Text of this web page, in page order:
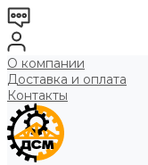
О компании
Доставка и оплата
Контакты